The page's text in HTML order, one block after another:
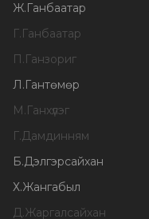
Ж.Ганбаатар
Г.Ганбаатар
П.Ганзориг
Л.Гантөмөр
М.Ганхүлэг
Г.Дамдинням
Б.Дэлгэрсайхан
Х.Жангабыл
Д.Жаргалсайхан